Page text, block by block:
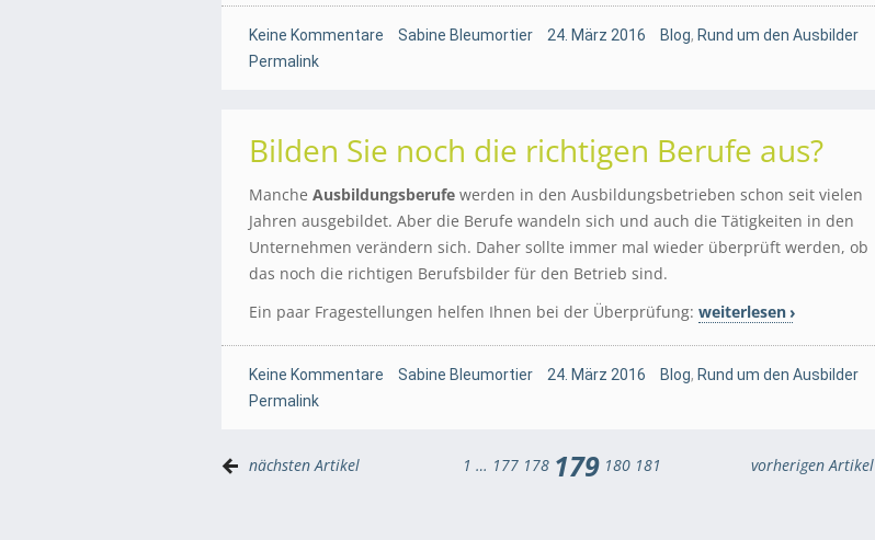
Keine Kommentare Sabine Bleumortier 24. März 2016 Blog, Rund um den Ausbilder
Permalink
Bilden Sie noch die richtigen Berufe aus?
Manche Ausbildungsberufe werden in den Ausbildungsbetrieben schon seit vielen
Jahren ausgebildet. Aber die Berufe wandeln sich und auch die Tätigkeiten in den
Unternehmen verändern sich. Daher sollte immer mal wieder überprüft werden, ob
das noch die richtigen Berufsbilder für den Betrieb sind.
Ein paar Fragestellungen helfen Ihnen bei der Überprüfung: weiterlesen
Keine Kommentare Sabine Bleumortier 24. März 2016 Blog, Rund um den Ausbilder
Permalink
nächsten Artikel 1 … 177 178 179 180 181 vorherigen Artikel